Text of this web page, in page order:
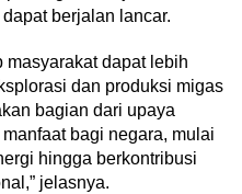
berjalan lancar.
masyarakat dapat lebih
dan produksi migas
bagian dari upaya
bagi negara, mulai
hingga berkontribusi
jelasnya.